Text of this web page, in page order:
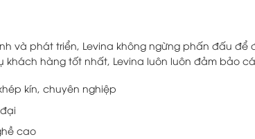
và phát triển, Levina không ngừng phấn đấu
khách hàng tốt nhất, Levina luôn luôn đảm bảo
kín, chuyên nghiệp
cao